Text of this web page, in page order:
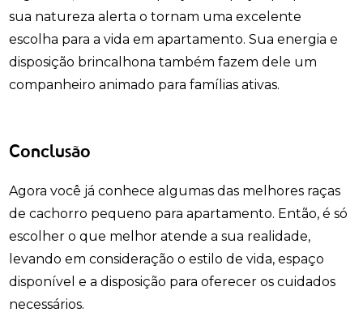
sua natureza alerta o tornam uma excelente
escolha para a vida em apartamento. Sua energia e
disposição brincalhona também fazem dele um
companheiro animado para famílias ativas.
Conclusão
Agora você já conhece algumas das melhores raças
de cachorro pequeno para apartamento. Então, é só
escolher o que melhor atende a sua realidade,
levando em consideração o estilo de vida, espaço
disponível e a disposição para oferecer os cuidados
necessários.